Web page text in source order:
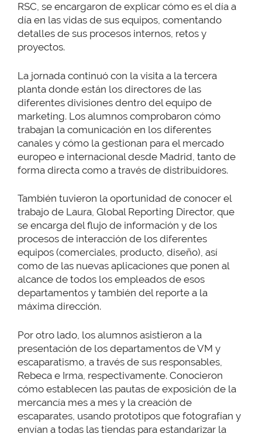
RSC, se encargaron de explicar cómo es el día a
día en las vidas de sus equipos, comentando
detalles de sus procesos internos, retos y
proyectos.
La jornada continuó con la visita a la tercera
planta donde están los directores de las
diferentes divisiones dentro del equipo de
marketing. Los alumnos comprobaron cómo
trabajan la comunicación en los diferentes
canales y cómo la gestionan para el mercado
europeo e internacional desde Madrid, tanto de
forma directa como a través de distribuidores.
También tuvieron la oportunidad de conocer el
trabajo de Laura, Global Reporting Director, que
se encarga del flujo de información y de los
procesos de interacción de los diferentes
equipos (comerciales, producto, diseño), así
como de las nuevas aplicaciones que ponen al
alcance de todos los empleados de esos
departamentos y también del reporte a la
máxima dirección.
Por otro lado, los alumnos asistieron a la
presentación de los departamentos de VM y
escaparatismo, a través de sus responsables,
Rebeca e Irma, respectivamente. Conocieron
cómo establecen las pautas de exposición de la
mercancía mes a mes y la creación de
escaparates, usando prototipos que fotografían y
envían a todas las tiendas para estandarizar la